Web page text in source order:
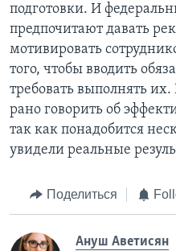
подготовки. И
предпочитают давать
мотивировать
того, чтобы вводить
требовать выполнять
рано говорить об
так как понадобится
увидели реальные
Поделиться
Ануш Аветисян